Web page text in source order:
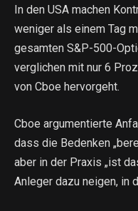
In den USA machen
weniger als einem Tag
gesamten S&P-500-
verglichen mit nur 6
von Cboe hervorgeht.
Cboe argumentierte
dass die Bedenken
aber in der Praxis „ist
Anleger dazu neigen, in